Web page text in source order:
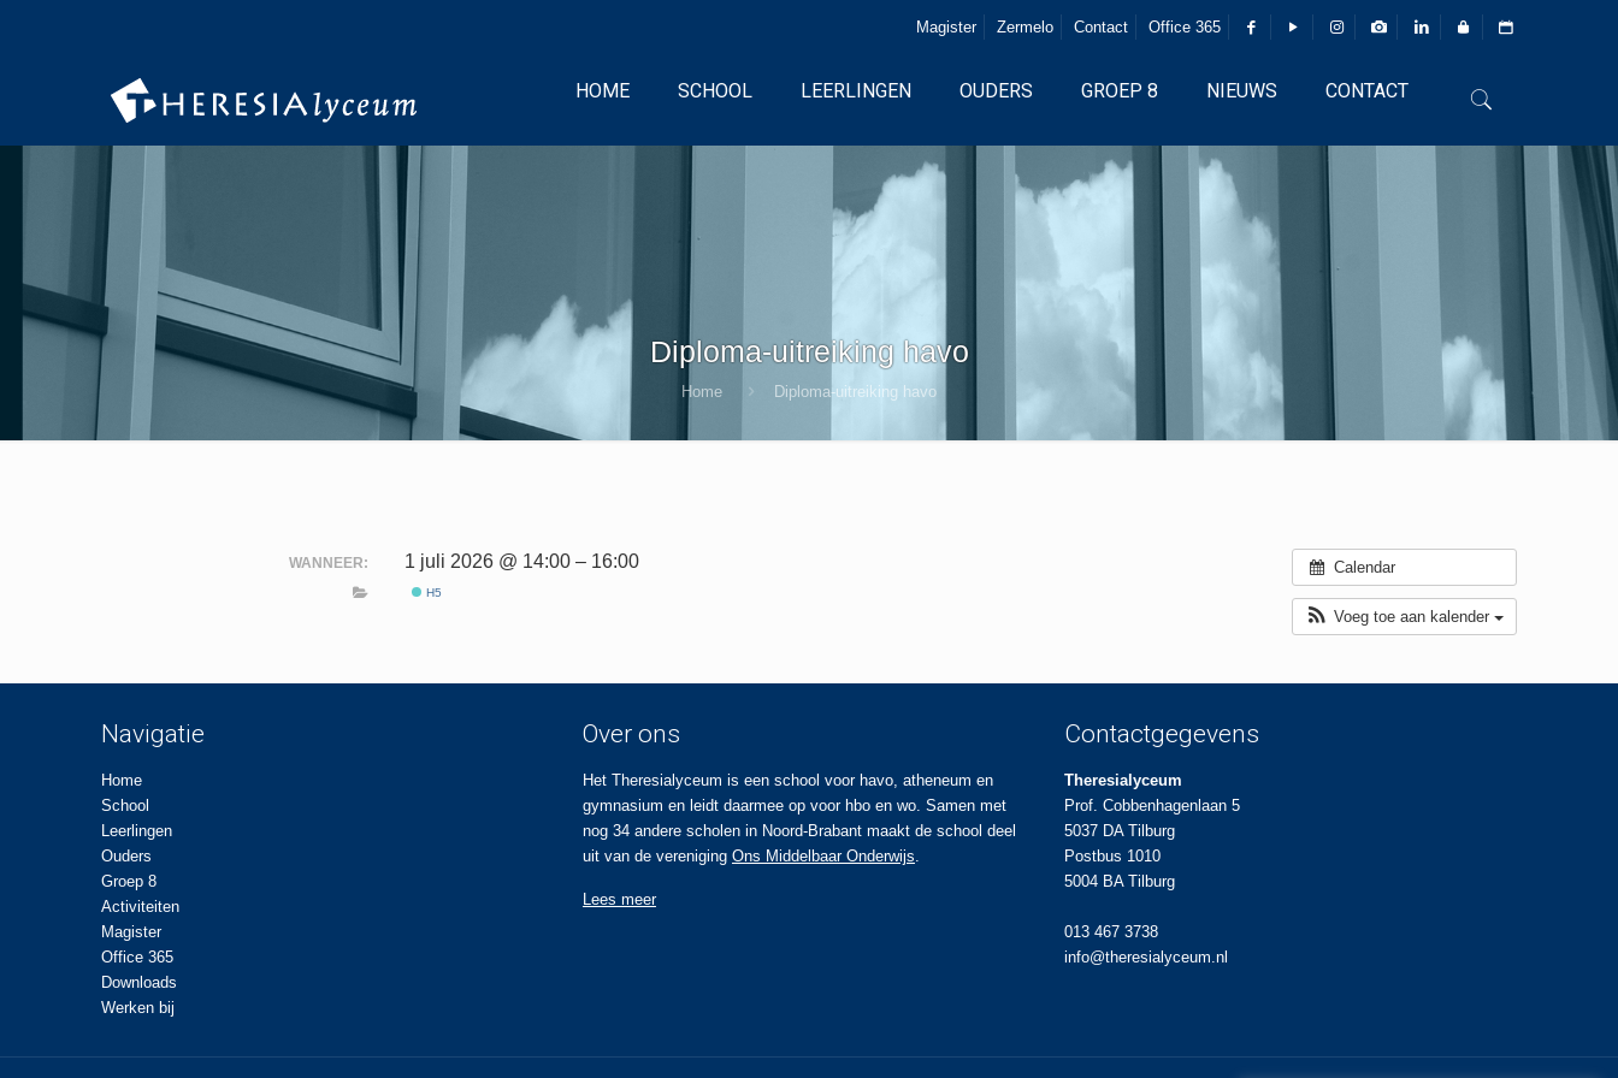
Magister Zermelo Contact Office 365
HOME SCHOOL LEERLINGEN OUDERS GROEP 8 NIEUWS CONTACT
Diploma-uitreiking havo
Home Diploma-uitreiking havo
Calendar
Voeg toe aan kalender
WANNEER: 1 juli 2026 @ 14:00 – 16:00
H5
Navigatie
Home
School
Leerlingen
Ouders
Groep 8
Activiteiten
Magister
Office 365
Downloads
Werken bij
Over ons
Het Theresialyceum is een school voor havo, atheneum en
gymnasium en leidt daarmee op voor hbo en wo. Samen met
nog 34 andere scholen in Noord-Brabant maakt de school deel
uit van de vereniging Ons Middelbaar Onderwijs.
Lees meer
Contactgegevens
Theresialyceum
Prof. Cobbenhagenlaan 5
5037 DA Tilburg
Postbus 1010
5004 BA Tilburg
013 467 3738
info@theresialyceum.nl